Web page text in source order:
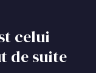
celui
de suite